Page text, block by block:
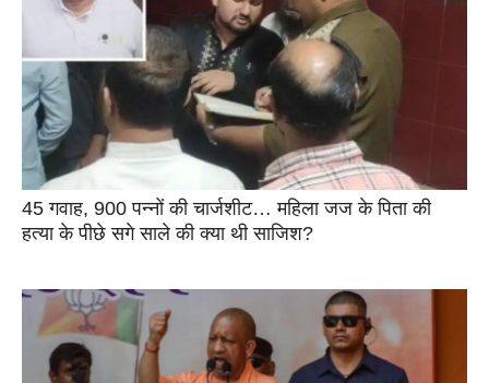
45 गवाह, 900 पन्नों की चार्जशीट… महिला जज के पिता की
हत्या के पीछे सगे साले की क्या थी साजिश?